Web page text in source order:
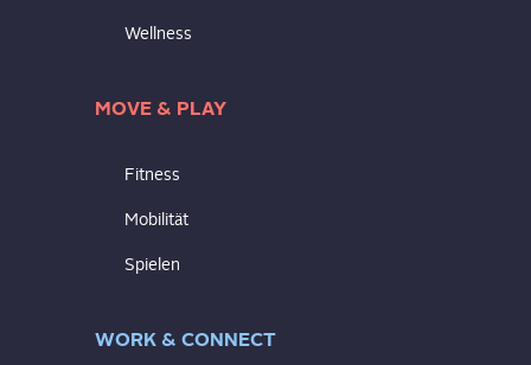
Wellness
MOVE & PLAY
Fitness
Mobilität
Spielen
WORK & CONNECT